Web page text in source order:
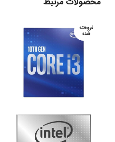
فروخته
شده